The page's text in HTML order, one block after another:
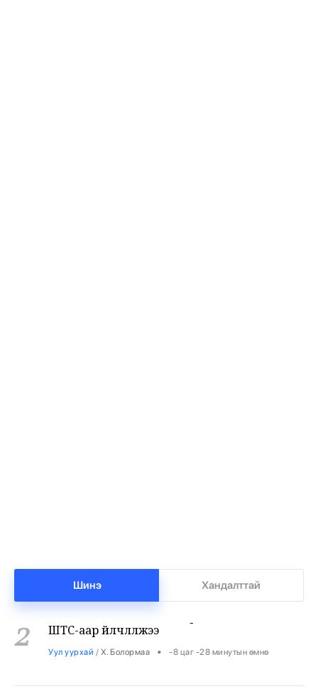
Шинэ Хандалттай
2
Бензин авсан жолооч нарын 40% нь олон
ШТС-аар үйлчлүүлжээ
Уул уурхай/ Х. Болормаа •
АНУ, Ираны хурцадмал байдал газрын